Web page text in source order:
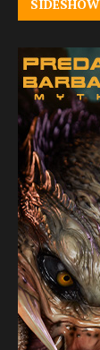
SIDESHOW